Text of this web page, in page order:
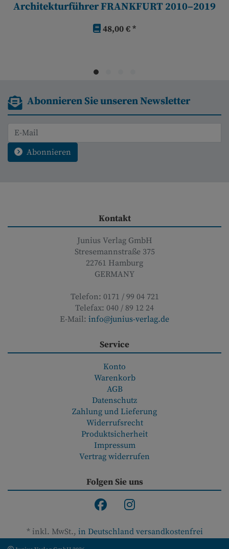
Architekturführer FRANKFURT 2010–2019
48,00 € *
Abonnieren Sie unseren Newsletter
Abonnieren
Kontakt
Junius Verlag GmbH
Stresemannstraße 375
22761 Hamburg
GERMANY
Telefon: 0171 / 99 04 721
Telefax: 040 / 89 12 24
E-Mail: info@junius-verlag.de
Service
Konto
Warenkorb
AGB
Datenschutz
Zahlung und Lieferung
Widerrufsrecht
Produktsicherheit
Impressum
Vertrag widerrufen
Folgen Sie uns
* inkl. MwSt., in Deutschland versandkostenfrei